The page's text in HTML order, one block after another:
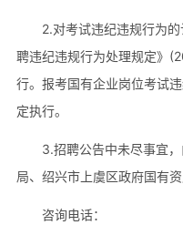
2.对考试违纪违规行为
聘违纪违规行为处理规定》
行。报考国有企业岗位考试
定执行。
3.招聘公告中未尽事宜
局、绍兴市上虞区政府国有
咨询电话：